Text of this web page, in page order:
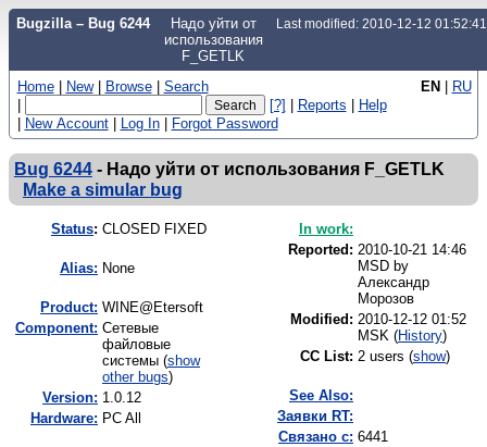
Bugzilla – Bug 6244
Надо уйти от
использования
F_GETLK
Last modified: 2010-12-12
EN | RU
Home | New | Browse | Search
|
[?] | Reports | Help
| New Account | Log In | Forgot Password
Bug 6244 - Надо уйти от использования F_GETLK
Make a simular bug
Status: CLOSED FIXED
Alias: None
Product: WINE@Etersoft
Component: Сетевые
файловые
системы (show
other bugs)
Version: 1.0.12
Hardware: PC All
In work:
Reported: 2010-10-21 14:46
MSD by
Александр
Морозов
Modified: 2010-12-12 01:52
MSK (History)
CC List: 2 users (show)
See Also:
Заявки RT:
Связано с: 6441